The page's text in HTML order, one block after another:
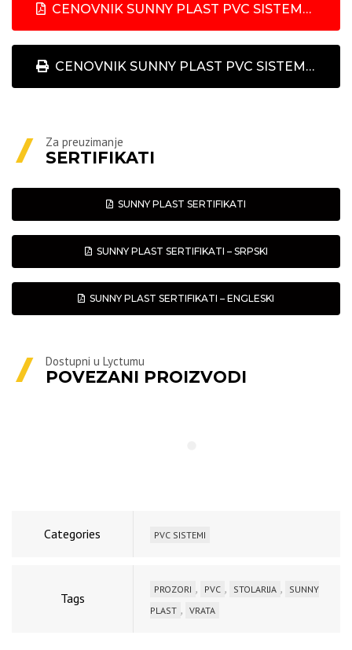
CENOVNIK SUNNY PLAST PVC SISTEMA ZA PROZORE I VRATA
CENOVNIK SUNNY PLAST PVC SISTEMA ZA ŠTAMPU
Za preuzimanje
SERTIFIKATI
SUNNY PLAST SERTIFIKATI
SUNNY PLAST SERTIFIKATI – SRPSKI
SUNNY PLAST SERTIFIKATI – ENGLESKI
Dostupni u Lyctumu
POVEZANI PROIZVODI
Categories PVC SISTEMI
Tags
PROZORI , PVC , STOLARIJA ,
SUNNY
PLAST , VRATA